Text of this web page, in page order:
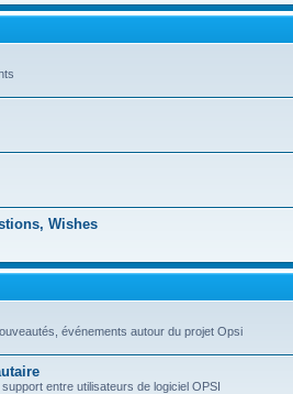
Wishes
événements autour du projet Opsi
entre utilisateurs de logiciel OPSI